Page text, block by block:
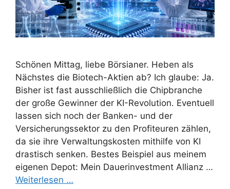
Schönen Mittag, liebe Börsianer. Heben als
Nächstes die Biotech-Aktien ab? Ich glaube: Ja.
Bisher ist fast ausschließlich die Chipbranche
der große Gewinner der KI-Revolution. Eventuell
lassen sich noch der Banken- und der
Versicherungssektor zu den Profiteuren zählen,
da sie ihre Verwaltungskosten mithilfe von KI
drastisch senken. Bestes Beispiel aus meinem
eigenen Depot: Mein Dauerinvestment Allianz …
Weiterlesen …